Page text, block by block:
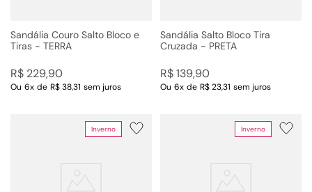
Sandália Couro Salto Bloco e
Tiras - TERRA
R$ 229,90
Ou 6x de R$ 38,31 sem juros
Sandália Salto Bloco Tira
Cruzada - PRETA
R$139,90
Ou 6x de R$ 23,31 sem juros
Inverno Inverno